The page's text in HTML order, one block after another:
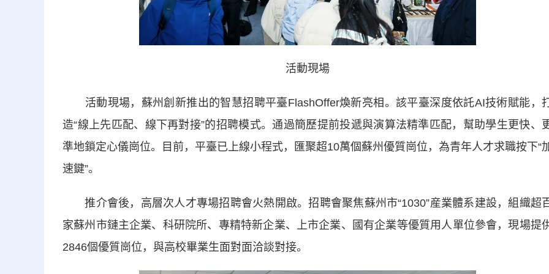
活動現場
活動現場，蘇州創新推出的智慧招聘平臺FlashOffer煥新亮相。該平臺深度依託AI技術賦能，
造“線上先匹配、線下再對接”的招聘模式。通過簡歷提前投遞與演算法精準匹配，幫助學生更快、
準地鎖定心儀崗位。目前，平臺已上線小程式，匯聚超10萬個蘇州優質崗位，為青年人才求職按下“
速鍵”。
推介會後，高層次人才專場招聘會火熱開啟。招聘會聚焦蘇州市“1030”産業體系建設，組織超
家蘇州市鏈主企業、科研院所、專精特新企業、上市企業、國有企業等優質用人單位參會，現場提
2846個優質崗位，與高校畢業生面對面洽談對接。